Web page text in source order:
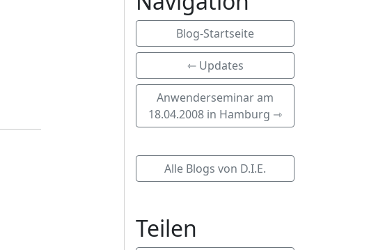
Blog-Startseite
⇽ Updates
Anwenderseminar am
18.04.2008 in Hamburg ⇾
Alle Blogs von D.I.E.
Teilen